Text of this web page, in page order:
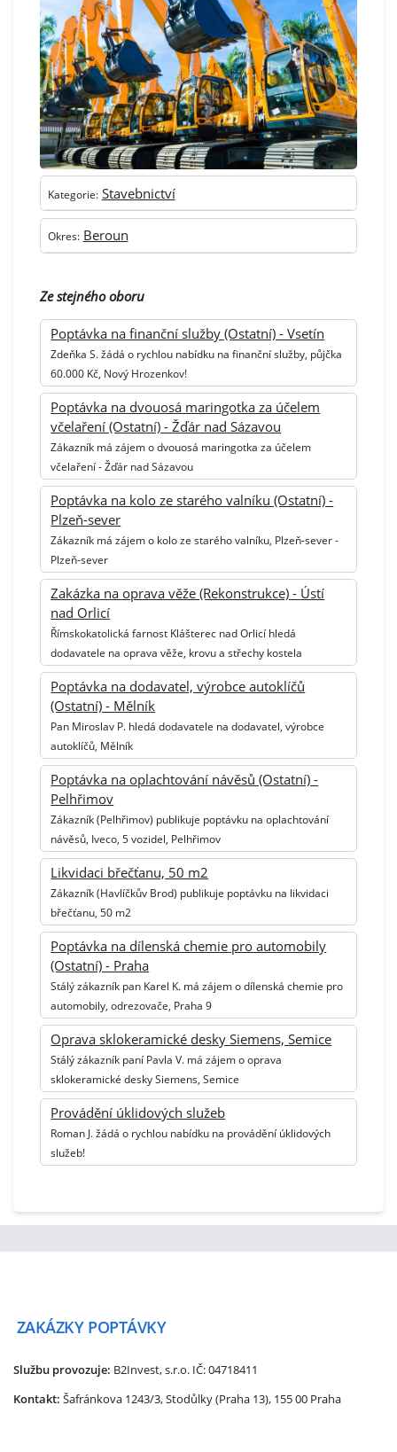
Kategorie: Stavebnictví
Okres: Beroun
Ze stejného oboru
Poptávka na finanční služby (Ostatní) - Vsetín
Zdeňka S. žádá o rychlou nabídku na finanční služby, půjčka
60.000 Kč, Nový Hrozenkov!
Poptávka na dvouosá maringotka za účelem
včelaření (Ostatní) - Žďár nad Sázavou
Zákazník má zájem o dvouosá maringotka za účelem
včelaření - Žďár nad Sázavou
Poptávka na kolo ze starého valníku (Ostatní) -
Plzeň-sever
Zákazník má zájem o kolo ze starého valníku, Plzeň-sever -
Plzeň-sever
Zakázka na oprava věže (Rekonstrukce) - Ústí
nad Orlicí
Římskokatolická farnost Klášterec nad Orlicí hledá
dodavatele na oprava věže, krovu a střechy kostela
Poptávka na dodavatel, výrobce autoklíčů
(Ostatní) - Mělník
Pan Miroslav P. hledá dodavatele na dodavatel, výrobce
autoklíčů, Mělník
Poptávka na oplachtování návěsů (Ostatní) -
Pelhřimov
Zákazník (Pelhřimov) publikuje poptávku na oplachtování
návěsů, Iveco, 5 vozidel, Pelhřimov
Likvidaci břečťanu, 50 m2
Zákazník (Havlíčkův Brod) publikuje poptávku na likvidaci
břečťanu, 50 m2
Poptávka na dílenská chemie pro automobily
(Ostatní) - Praha
Stálý zákazník pan Karel K. má zájem o dílenská chemie pro
automobily, odrezovače, Praha 9
Oprava sklokeramické desky Siemens, Semice
Stálý zákazník paní Pavla V. má zájem o oprava
sklokeramické desky Siemens, Semice
Provádění úklidových služeb
Roman J. žádá o rychlou nabídku na provádění úklidových
služeb!
ZAKÁZKY POPTÁVKY
Službu provozuje: B2Invest, s.r.o. IČ: 04718411
Kontakt: Šafránkova 1243/3, Stodůlky (Praha 13), 155 00 Praha